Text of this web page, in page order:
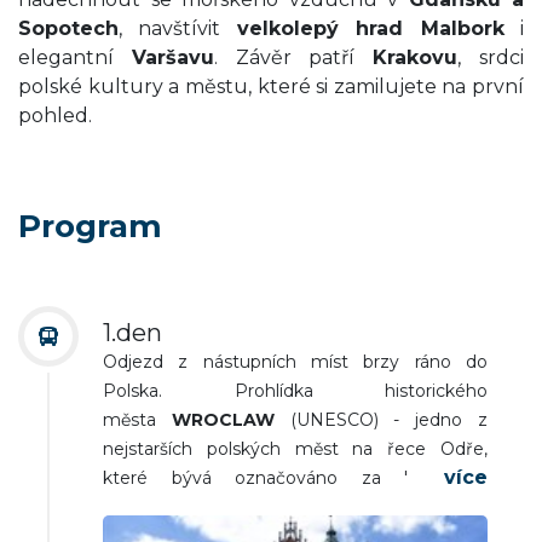
Sopotech, navštívit velkolepý hrad Malborki
elegantní Varšavu. Závěr patří Krakovu, srdci
polské kultury a městu, které si zamilujete na první
pohled.
Program
1.den
Odjezd z nástupních míst brzy ráno do
Polska. Prohlídka historického
města WROCLAW(UNESCO) - jedno z
nejstarších polských měst na řece Odře,
které bývá označováno za "
Benátky
kupeckými štítovými domy a gotickou